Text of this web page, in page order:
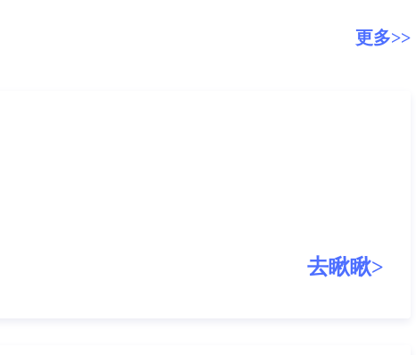
更多>>
去瞅瞅>